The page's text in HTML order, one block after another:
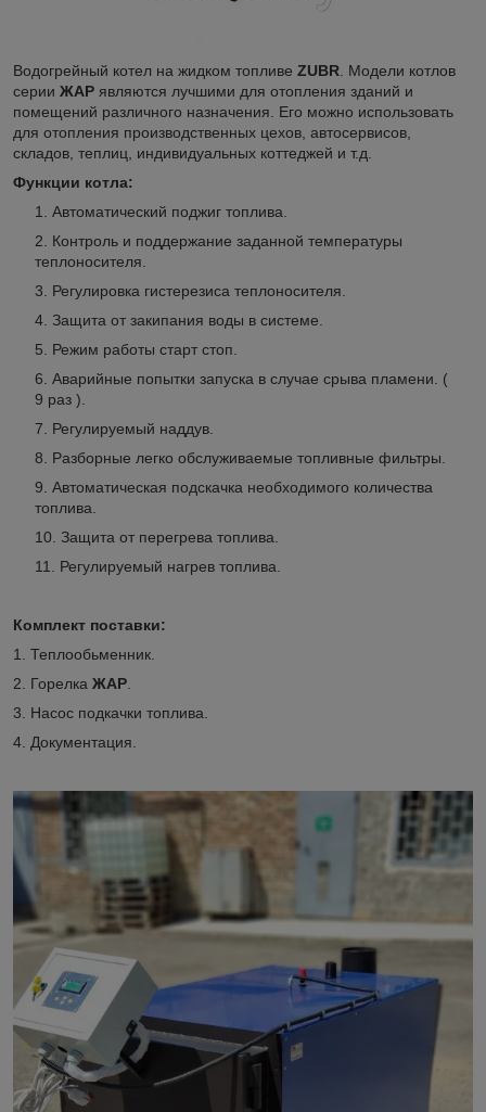
Водогрейный котел на жидком топливе ZUBR . Модели котлов
серии ЖАР являются лучшими для отопления зданий и
помещений различного назначения. Его можно использовать
для отопления производственных цехов, автосервисов,
складов, теплиц, индивидуальных коттеджей и т.д.
Функции котла:
Автоматический поджиг топлива.
Контроль и поддержание заданной температуры
теплоносителя.
Регулировка гистерезиса теплоносителя.
Защита от закипания воды в системе.
Режим работы старт стоп.
Аварийные попытки запуска в случае срыва пламени. (
9 раз ).
Регулируемый наддув.
Разборные легко обслуживаемые топливные фильтры.
Автоматическая подскачка необходимого количества
топлива.
Защита от перегрева топлива.
Регулируемый нагрев топлива.
Комплект поставки:
1. Теплообьменник.
2. Горелка ЖАР
3. Насос подкачки топлива.
4. Документация.